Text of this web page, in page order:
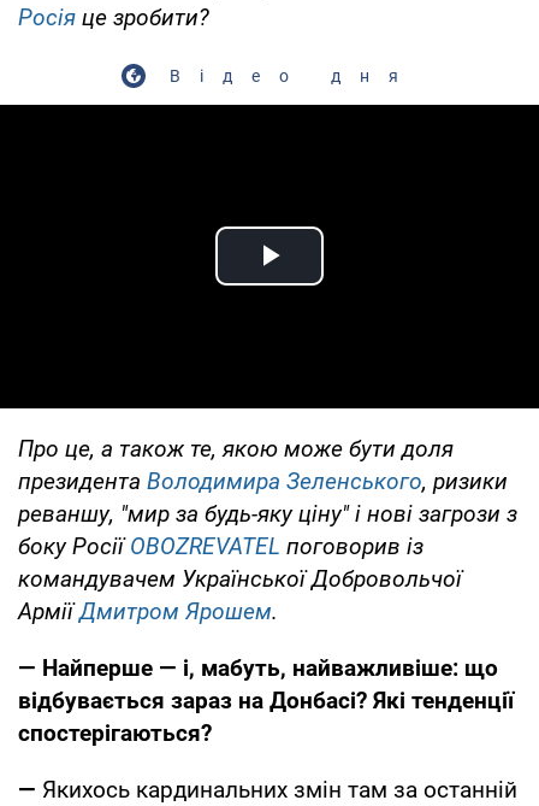
Росія це зробити?
Відео дня
Play Video
Про це, а також те, якою може бути доля
президента Володимира Зеленського, ризики
реваншу, "мир за будь-яку ціну" і нові загрози з
боку РосіїOBOZREVATEL поговорив із
командувачем Української Добровольчої
АрміїДмитром Ярошем.
— Найперше — і, мабуть, найважливіше: що
відбувається зараз на Донбасі? Які тенденції
спостерігаються?
— Якихось кардинальних змін там за останній